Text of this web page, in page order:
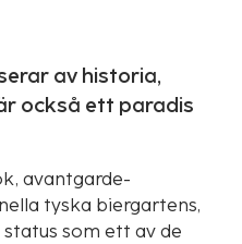
av historia,
också ett paradis
avantgarde-
tyska biergartens,
som ett av de